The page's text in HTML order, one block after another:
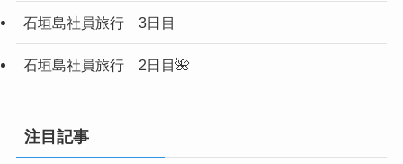
石垣島社員旅行 3日目
石垣島社員旅行 2日目🌺
注目記事